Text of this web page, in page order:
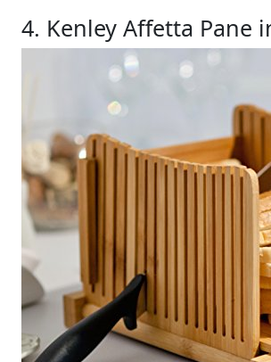
4. Kenley Affetta Pane